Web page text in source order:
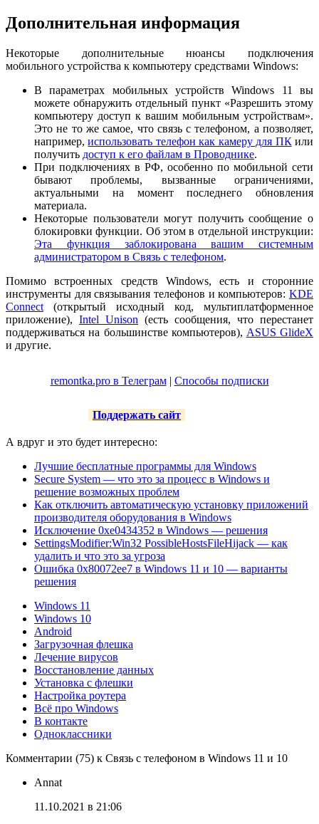
Дополнительная информация
Некоторые дополнительные нюансы подключения
мобильного устройства к компьютеру средствами Windows:
В параметрах мобильных устройств Windows 11 вы
можете обнаружить отдельный пункт «Разрешить этому
компьютеру доступ к вашим мобильным устройствам».
Это не то же самое, что связь с телефоном, а позволяет,
например,использовать телефон как камеру для ПКили
получить доступ к его файлам в Проводнике.
При подключениях в РФ, особенно по мобильной сети
бывают проблемы, вызванные ограничениями,
актуальными на момент последнего обновления
материала.
Некоторые пользователи могут получить сообщение о
блокировки функции. Об этом в отдельной инструкции:
Эта функция заблокирована вашим системным
администратором в Связь с телефоном.
Помимо встроенных средств Windows, есть и сторонние
инструменты для связывания телефонов и компьютеров: KDE
Connect (открытый исходный код, мультиплатформенное
приложение), Intel Unison (есть сообщения, что перестанет
поддерживаться на большинстве компьютеров), ASUS GlideX
и другие.
remontka.pro в Телеграм| Способы подписки
Поддержать сайт
А вдруг и это будет интересно:
Лучшие бесплатные программы для Windows
Secure System — что это за процесс в Windows и
решение возможных проблем
Как отключить автоматическую установку приложений
производителя оборудования в Windows
Исключение 0xe0434352 в Windows — решения
SettingsModifier:Win32 PossibleHostsFileHijack — как
удалить и что это за угроза
Ошибка 0x80072ee7 в Windows 11 и 10 — варианты
решения
Windows 11
Windows 10
Android
Загрузочная флешка
Лечение вирусов
Восстановление данных
Установка с флешки
Настройка роутера
Всё про Windows
В контакте
Одноклассники
Комментарии (75) к Связь с телефоном в Windows 11 и 10
Annat
11.10.2021 в 21:06